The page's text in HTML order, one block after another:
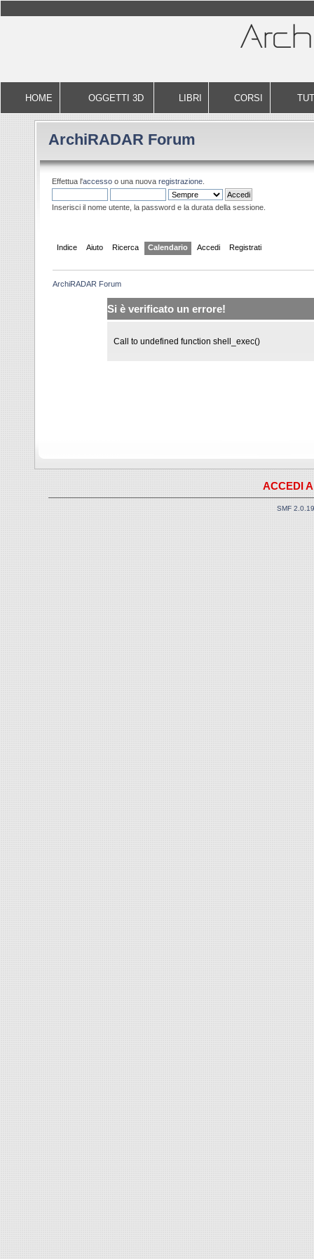
HOME OGGETTI 3D LIBRI CORSI
ArchiRADAR Forum
Effettua l'accesso o una nuova registrazione.
Inserisci il nome utente, la password e la durata della sessione.
Indice Aiuto Ricerca Calendario Accedi Registrati
ArchiRADAR Forum
Si è verificato un errore!
Call to undefined function shell_exec()
ACCEDI
SMF 2.0.19